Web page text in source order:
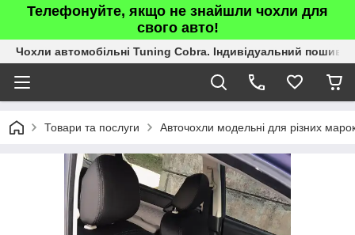
Телефонуйте, якщо не знайшли чохли для
свого авто!
Чохли автомобільні Tuning Cobra. Індивідуальний пошив.
Товари та послуги Авточохли модельні для різних